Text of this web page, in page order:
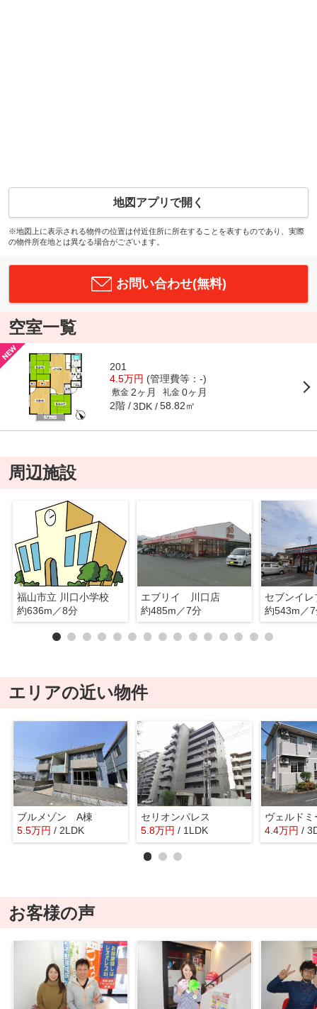
地図アプリで開く
※地図上に表示される物件の位置は付近住所に所在することを表すものであり、実際
の物件所在地とは異なる場合がございます。
お問い合わせ(無料)
空室一覧
201
4.5万円 (管理費等：-)
敷金 2ヶ月 礼金 0ヶ月
2階 3DK 58.82㎡
周辺施設
福山市立 川口小学校
約636m／8分
エブリイ 川口店
約485m／7分
約543m／
エリアの近い物件
ブルメゾン A棟
5.5万円 / 2LDK
セリオンパレス
5.8万円 / 1LDK
ヴェルドミ
4.4万円 /
お客様の声